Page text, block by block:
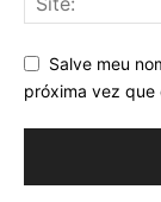
Salve meu
próxima vez que